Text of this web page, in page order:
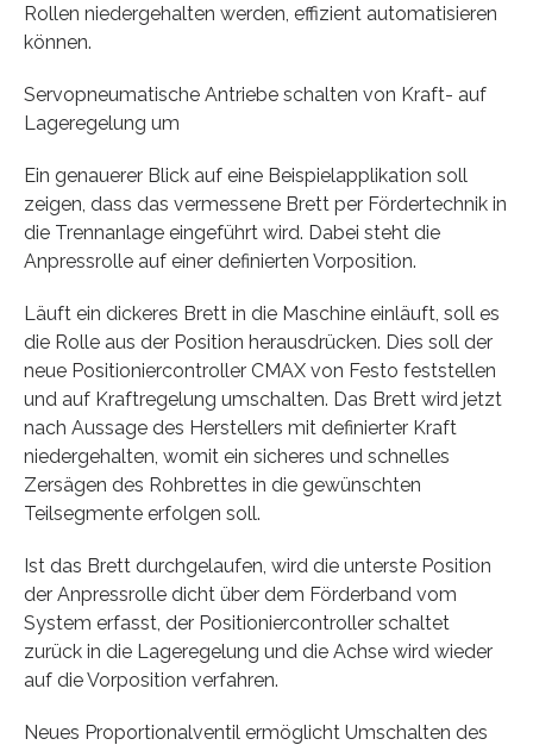
Rollen niedergehalten werden, effizient automatisieren
können.
Servopneumatische Antriebe schalten von Kraft- auf
Lageregelung um
Ein genauerer Blick auf eine Beispielapplikation soll
zeigen, dass das vermessene Brett per Fördertechnik in
die Trennanlage eingeführt wird. Dabei steht die
Anpressrolle auf einer definierten Vorposition.
Läuft ein dickeres Brett in die Maschine einläuft, soll es
die Rolle aus der Position herausdrücken. Dies soll der
neue Positioniercontroller CMAX von Festo feststellen
und auf Kraftregelung umschalten. Das Brett wird jetzt
nach Aussage des Herstellers mit definierter Kraft
niedergehalten, womit ein sicheres und schnelles
Zersägen des Rohbrettes in die gewünschten
Teilsegmente erfolgen soll.
Ist das Brett durchgelaufen, wird die unterste Position
der Anpressrolle dicht über dem Förderband vom
System erfasst, der Positioniercontroller schaltet
zurück in die Lageregelung und die Achse wird wieder
auf die Vorposition verfahren.
Neues Proportionalventil ermöglicht Umschalten des